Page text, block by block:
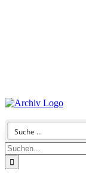
Suche
nach: